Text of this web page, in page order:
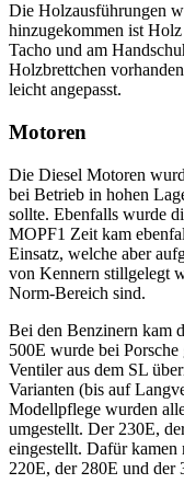
Die Holzausführungen
hinzugekommen ist
Tacho und am
Holzbrettchen
leicht angepasst.
Motoren
Die Diesel Motoren
bei Betrieb in hohen
sollte. Ebenfalls wurde
MOPF1 Zeit kam
Einsatz, welche aber
von Kennern stillgelegt
Norm-Bereich sind.
Bei den Benzinern kam
500E wurde bei
Ventiler aus dem SL
Varianten (bis auf
Modellpflege wurden
umgestellt. Der 230E,
eingestellt. Dafür
220E, der 280E und der